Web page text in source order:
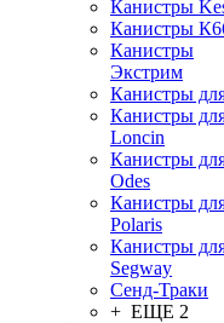
Канистры
Канистры
Канистры
Экстрим
Канистры
Канистры
Loncin
Канистры
Odes
Канистры
Polaris
Канистры
Segway
Сенд-Траки
+ ЕЩЕ 2